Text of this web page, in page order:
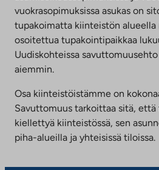
vuokrasopimuksissa asukas on
tupakoimatta kiinteistön alueella
osoitettua tupakointipaikkaa
Uudiskohteissa
aiemmin.
Osa kiinteistöistämme on
Savuttomuus tarkoittaa sitä,
kiellettyä kiinteistössä, sen
piha-alueilla ja yhteisissä tiloissa.